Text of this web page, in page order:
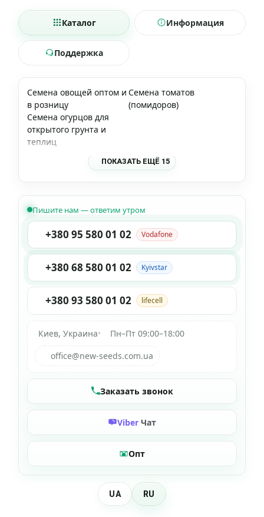
Каталог Информация
Поддержка
Семена овощей оптом и
в розницу
Семена томатов
(помидоров)
Семена огурцов для
открытого грунта и
теплиц
ПОКАЗАТЬ ЕЩЁ 15
Пишите нам — ответим утром
+380 95 580 01 02 Vodafone
+380 68 580 01 02 Kyivstar
+380 93 580 01 02 lifecell
Киев, Украина•
Пн–Пт 09:00–18:00
office@new-seeds.com.ua
Заказать звонок
Viber Чат
Опт
UA RU